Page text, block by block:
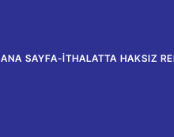
ANA SAYFA-İTHALATTA HAKSIZ